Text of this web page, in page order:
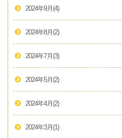
2024年9月 (4)
2024年8月 (2)
2024年7月 (3)
2024年5月 (2)
2024年4月 (2)
2024年3月 (1)